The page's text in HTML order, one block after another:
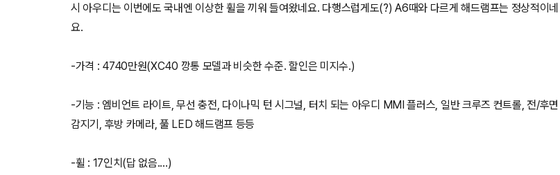
시 아우디는 이번에도 국내엔 이상한 휠을 끼워 들여왔네요. 다행스럽게도(?) A6때와 다르게 해드램프는 정상적이네
요.
-가격 : 4740만원(XC40 깡통 모델과 비슷한 수준. 할인은 미지수.)
-기능 : 엠비언트 라이트, 무선 충전, 다이나믹 턴 시그널, 터치 되는 아우디 MMI 플러스, 일반 크루즈 컨트롤, 전/후면
감지기, 후방 카메라, 풀 LED 해드램프 등등
-휠 : 17인치(답 없음....)